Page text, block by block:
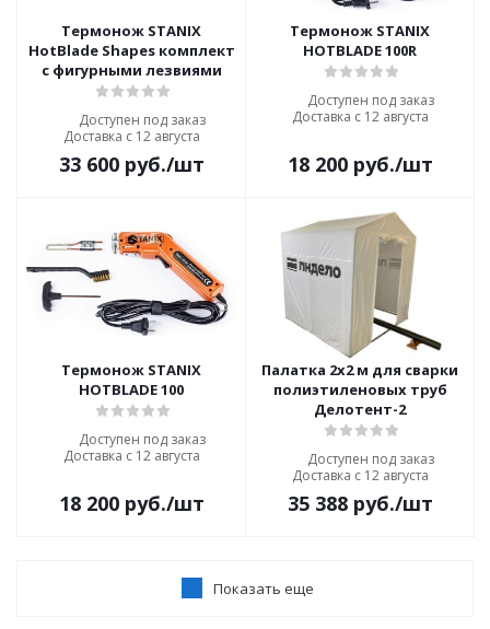
Термонож STANIX
HotBlade Shapes комплект
с фигурными лезвиями
Доступен под заказ
Доставка с 12 августа
33 600руб./шт
Термонож STANIX
HOTBLADE 100R
Доступен под заказ
Доставка с 12 августа
18 200руб./шт
Термонож STANIX
HOTBLADE 100
Доступен под заказ
Доставка с 12 августа
18 200руб./шт
Палатка 2x2 м для сварки
полиэтиленовых труб
Делотент-2
Доступен под заказ
Доставка с 12 августа
35 388руб./шт
Показать еще